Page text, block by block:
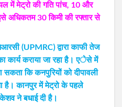
में मेट्रो की गति पांच, 10 और
अधिकतम 30 किमी की रफ्तार से
(UPMRC) द्वारा काफी तेज
कार्य कराया जा रहा है। एेसे में
सकता कि कनपुरियों को दीपावली
है। कानपुर में मेट्रो के पहले
ने बधाई दी है।